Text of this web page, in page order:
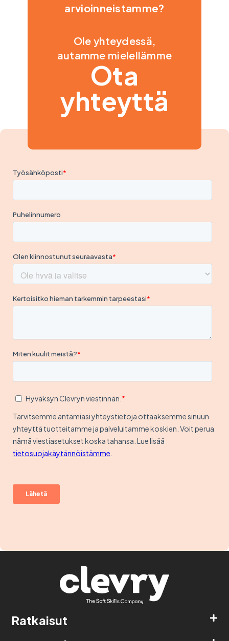
arvioinneistamme?
Ole yhteydessä,
autamme mielellämme
Ota
yhteyttä
Ratkaisut